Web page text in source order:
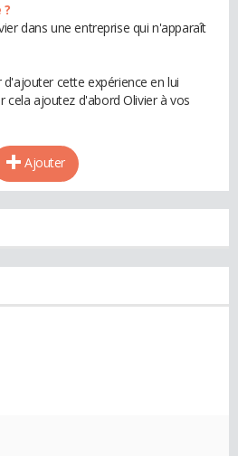
dans une entreprise qui n'apparaît
cette expérience en lui
cela ajoutez d'abord Olivier à vos
Ajouter